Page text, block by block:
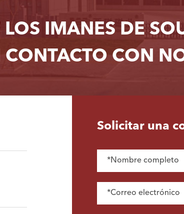
LOS IMANES DE
CONTACTO CON
Solicitar una